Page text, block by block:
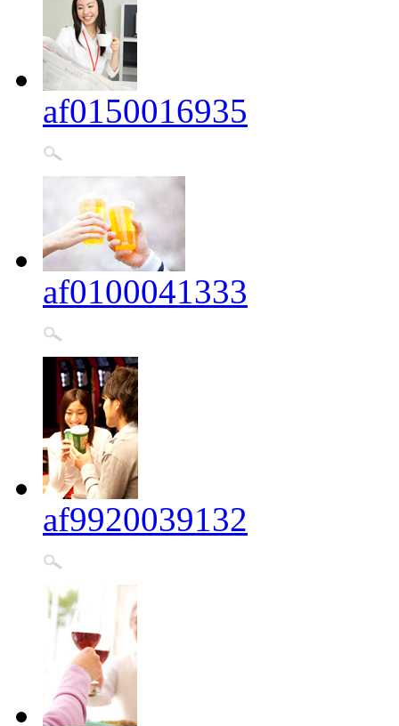
af0150016935
af0100041333
af9920039132